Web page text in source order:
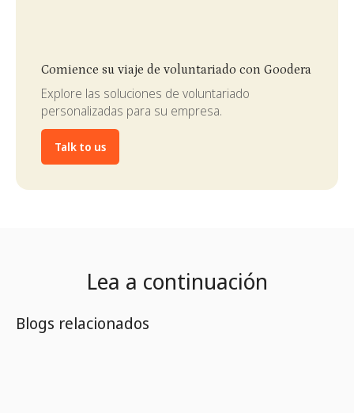
Comience su viaje de voluntariado con Goodera
Explore las soluciones de voluntariado
personalizadas para su empresa.
Talk to us
Lea a continuación
Blogs relacionados